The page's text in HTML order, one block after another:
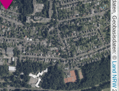
, Kartendaten, Geobasisdaten: ©
Land NRW